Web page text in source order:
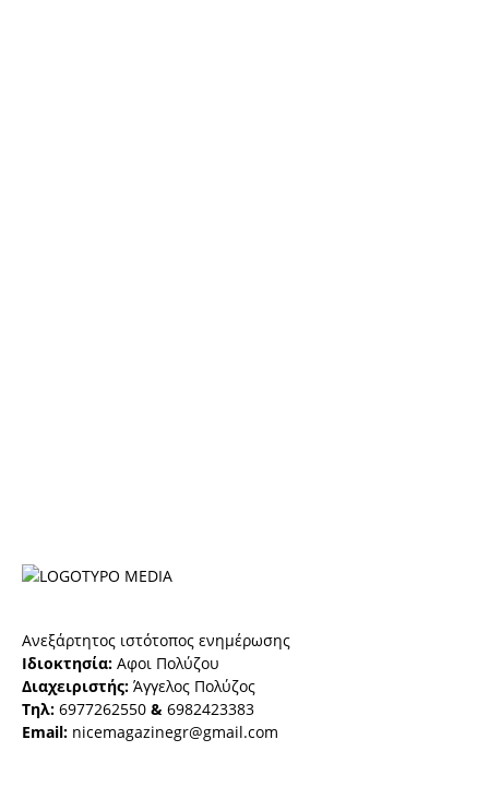
Ανεξάρτητος ιστότοπος ενημέρωσης
Ιδιοκτησία: Αφοι Πολύζου
Διαχειριστής: Άγγελος Πολύζος
Τηλ: 6977262550 & 6982423383
Email: nicemagazinegr@gmail.com